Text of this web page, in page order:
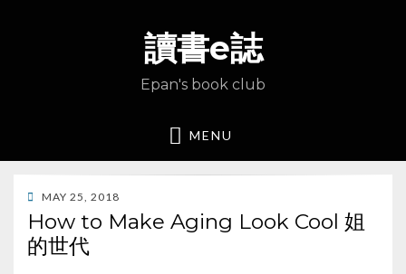
讀書e誌
Epan's book club
MENU
POSTED
ON
MAY 25, 2018
How to Make Aging Look Cool 姐
的世代